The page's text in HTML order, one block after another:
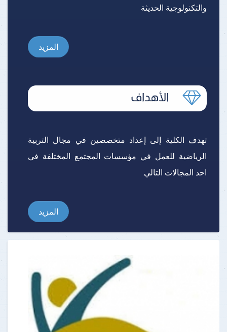
والتكنولوجية الحديثة
المزيد
تهدف الكلية إلى إعداد متخصصين في مجال التربية
الرياضية للعمل في مؤسسات المجتمع المختلفة في
احد المجالات التالي
المزيد